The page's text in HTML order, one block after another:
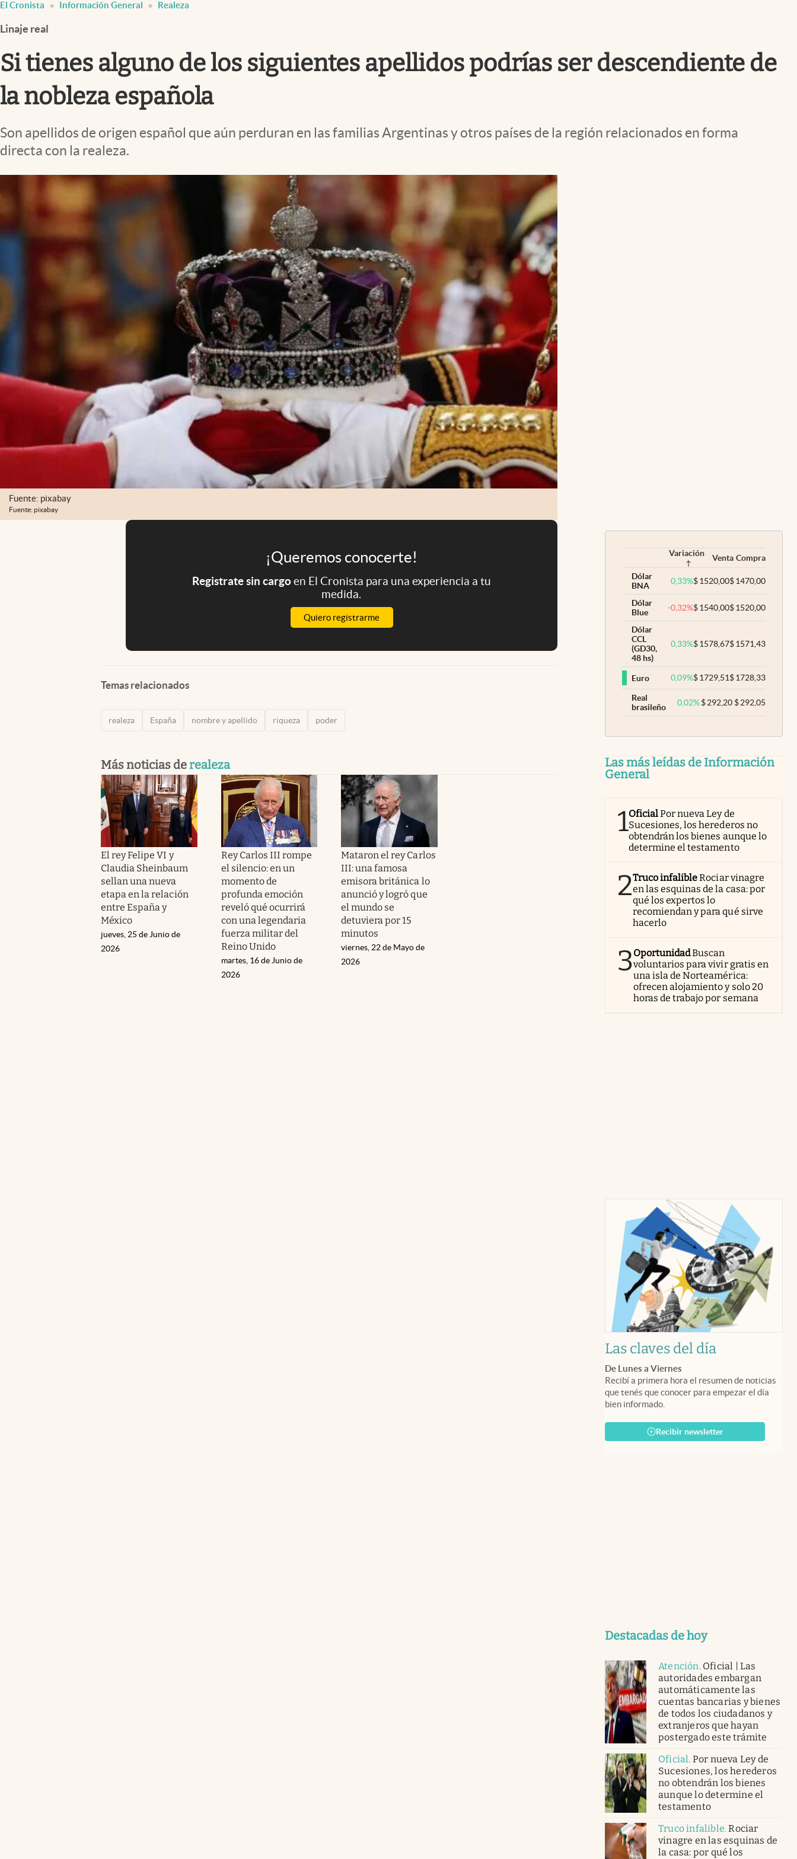
Infotechnology
Clase
Clima
Mundial 2026
Eventos Corporativos
Mediakit
El Cronista Información General Realeza
Linaje real
Si tienes alguno de los siguientes apellidos podrías ser descendiente de
la nobleza española
Son apellidos de origen español que aún perduran en las familias Argentinas y otros países de la región relacionados en forma
directa con la realeza.
Fuente: pixabay
Fuente: pixabay
¡Queremos conocerte!
Registrate sin cargoen El Cronista para una experiencia a tu
medida.
Quiero registrarme
Temas relacionados
realeza España nombre y apellido riqueza poder
Más noticias derealeza
El rey Felipe VI y
Claudia Sheinbaum
sellan una nueva
etapa en la relación
entre España y
México
jueves, 25 de Junio de
2026
Rey Carlos III rompe
el silencio: en un
momento de
profunda emoción
reveló qué ocurrirá
con una legendaria
fuerza militar del
Reino Unido
martes, 16 de Junio de
2026
Mataron el rey Carlos
III: una famosa
emisora británica lo
anunció y logró que
el mundo se
detuviera por 15
minutos
viernes, 22 de Mayo de
2026
Variación Venta Compra
Dólar
BNA
0,33%$1520,00$1470,00
Dólar
Blue
-0,32%$1540,00$1520,00
Dólar
CCL
(GD30,
48 hs)
0,33%$1578,67$1571,43
Euro 0,09%$1729,51$1728,33
Real
brasileño
0,02% $292,20 $292,05
Las más leídas de Información
General
1OficialPor nueva Ley de
Sucesiones, los herederos no
obtendrán los bienes aunque lo
determine el testamento
2Truco infalibleRociar vinagre
en las esquinas de la casa: por
qué los expertos lo
recomiendan y para qué sirve
hacerlo
3OportunidadBuscan
voluntarios para vivir gratis en
una isla de Norteamérica:
ofrecen alojamiento y solo 20
horas de trabajo por semana
Las claves del día
De Lunes a Viernes
Recibí a primera hora el resumen de noticias
que tenés que conocer para empezar el día
bien informado.
Recibir newsletter
Destacadas de hoy
Atención. Oficial | Las
autoridades embargan
automáticamente las
cuentas bancarias y bienes
de todos los ciudadanos y
extranjeros que hayan
postergado este trámite
Oficial. Por nueva Ley de
Sucesiones, los herederos
no obtendrán los bienes
aunque lo determine el
testamento
Truco infalible.Rociar
vinagre en las esquinas de
la casa: por qué los